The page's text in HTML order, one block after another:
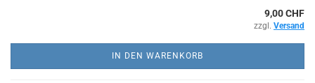
9,00 CHF
zzgl. Versand
IN DEN WARENKORB